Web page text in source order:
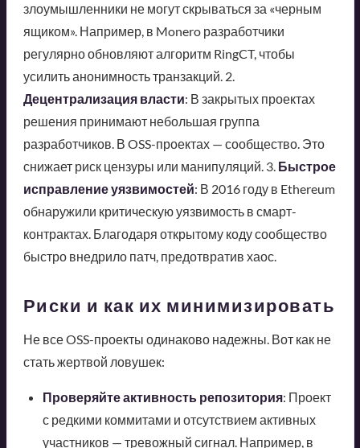
злоумышленники не могут скрываться за «черным
ящиком». Например, в Monero разработчики
регулярно обновляют алгоритм RingCT, чтобы
усилить анонимность транзакций. 2.
Децентрализация власти: В закрытых проектах
решения принимают небольшая группа
разработчиков. В OSS-проектах — сообщество. Это
снижает риск цензуры или манипуляций. 3. Быстрое
исправление уязвимостей: В 2016 году в Ethereum
обнаружили критическую уязвимость в смарт-
контрактах. Благодаря открытому коду сообщество
быстро внедрило патч, предотвратив хаос.
Риски и как их минимизировать
Не все OSS-проекты одинаково надежны. Вот как не
стать жертвой ловушек:
Проверяйте активность репозитория: Проект
с редкими коммитами и отсутствием активных
участников — тревожный сигнал. Например, в